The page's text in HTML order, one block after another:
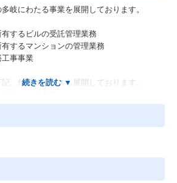
岐にわたる事業を展開しております。
するビルの受託管理業務
するマンションの管理業務
工事事業
記、付随サービスも展開しております。
販売サイトの運営